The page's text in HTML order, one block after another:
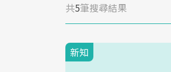
共5筆搜尋結果
新知